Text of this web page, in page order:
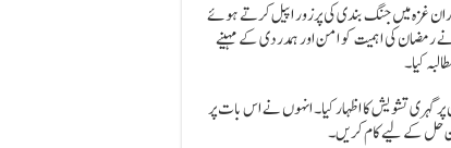
غزہ میں جنگ بندی کی پرزور اپیل کرتے ہوئے
رمضان کی اہمیت کو امن اور ہمدردی کے مہینے
کیا۔
گہری تشویش کا اظہار کیا۔ انہوں نے اس بات پر
حل کے لیے کام کریں۔